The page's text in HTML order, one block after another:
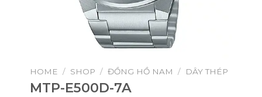
HOME / SHOP / ĐỒNG HỒ NAM / DÂY THÉP
MTP-E500D-7A